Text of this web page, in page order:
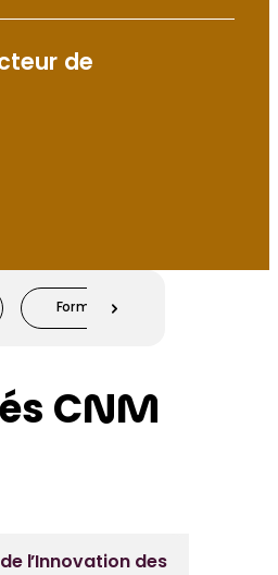
de
Formation, sensibilisation et
CNM
l’Innovation des